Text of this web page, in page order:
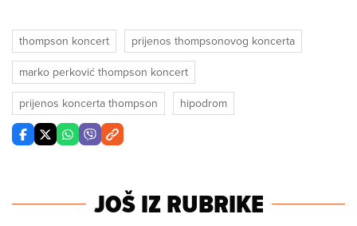
thompson koncert
prijenos thompsonovog koncerta
marko perković thompson koncert
prijenos koncerta thompson
hipodrom
JOŠ IZ RUBRIKE